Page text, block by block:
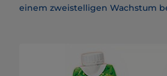
einem zweistelligen Wachstum